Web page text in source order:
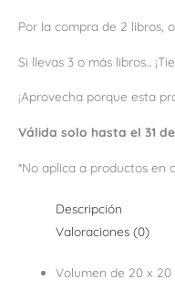
Por la compra de 2 libros,
Si llevas 3 o más libros...
¡Aprovecha porque esta
Válida solo hasta el 31
*No aplica a productos en
Descripción
Valoraciones (0)
Volumen de 20 x 20